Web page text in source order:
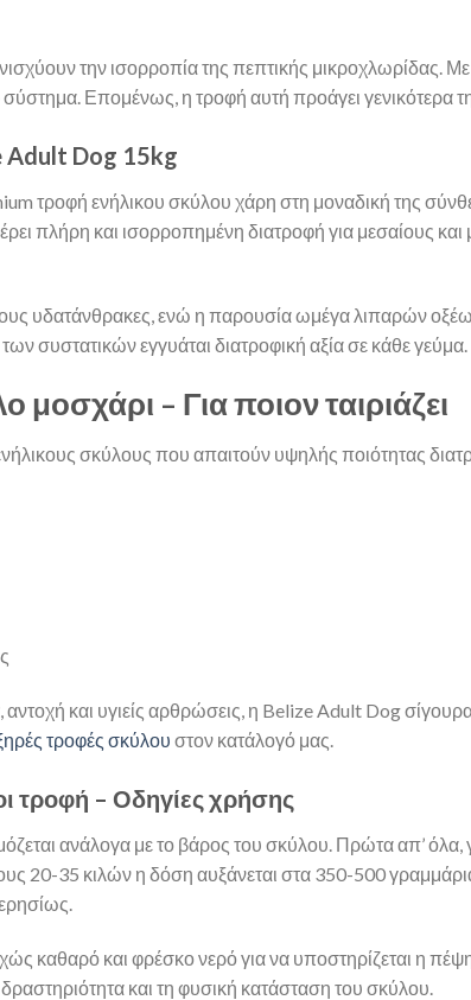
την ισορροπία της πεπτικής μικροχλωρίδας.
Επομένως, η τροφή αυτή προάγει γενικότερα
Adult Dog 15kg
τροφή ενήλικου σκύλου χάρη στη μοναδική της
πλήρη και ισορροπημένη διατροφή για μεσαίους
υδατάνθρακες, ενώ η παρουσία ωμέγα λιπαρών
συστατικών εγγυάται διατροφική αξία σε κάθε γεύμα.
– Για ποιον ταιριάζει
σκύλους που απαιτούν υψηλής ποιότητας
αντοχή και υγιείς αρθρώσεις, η Belize Adult Dog
τροφές σκύλου στον κατάλογό μας.
τροφή – Οδηγίες χρήσης
ανάλογα με το βάρος του σκύλου. Πρώτα απ’ όλα,
20-35 κιλών η δόση αυξάνεται στα 350-500
καθαρό και φρέσκο νερό για να υποστηρίζεται η
και τη φυσική κατάσταση του σκύλου.